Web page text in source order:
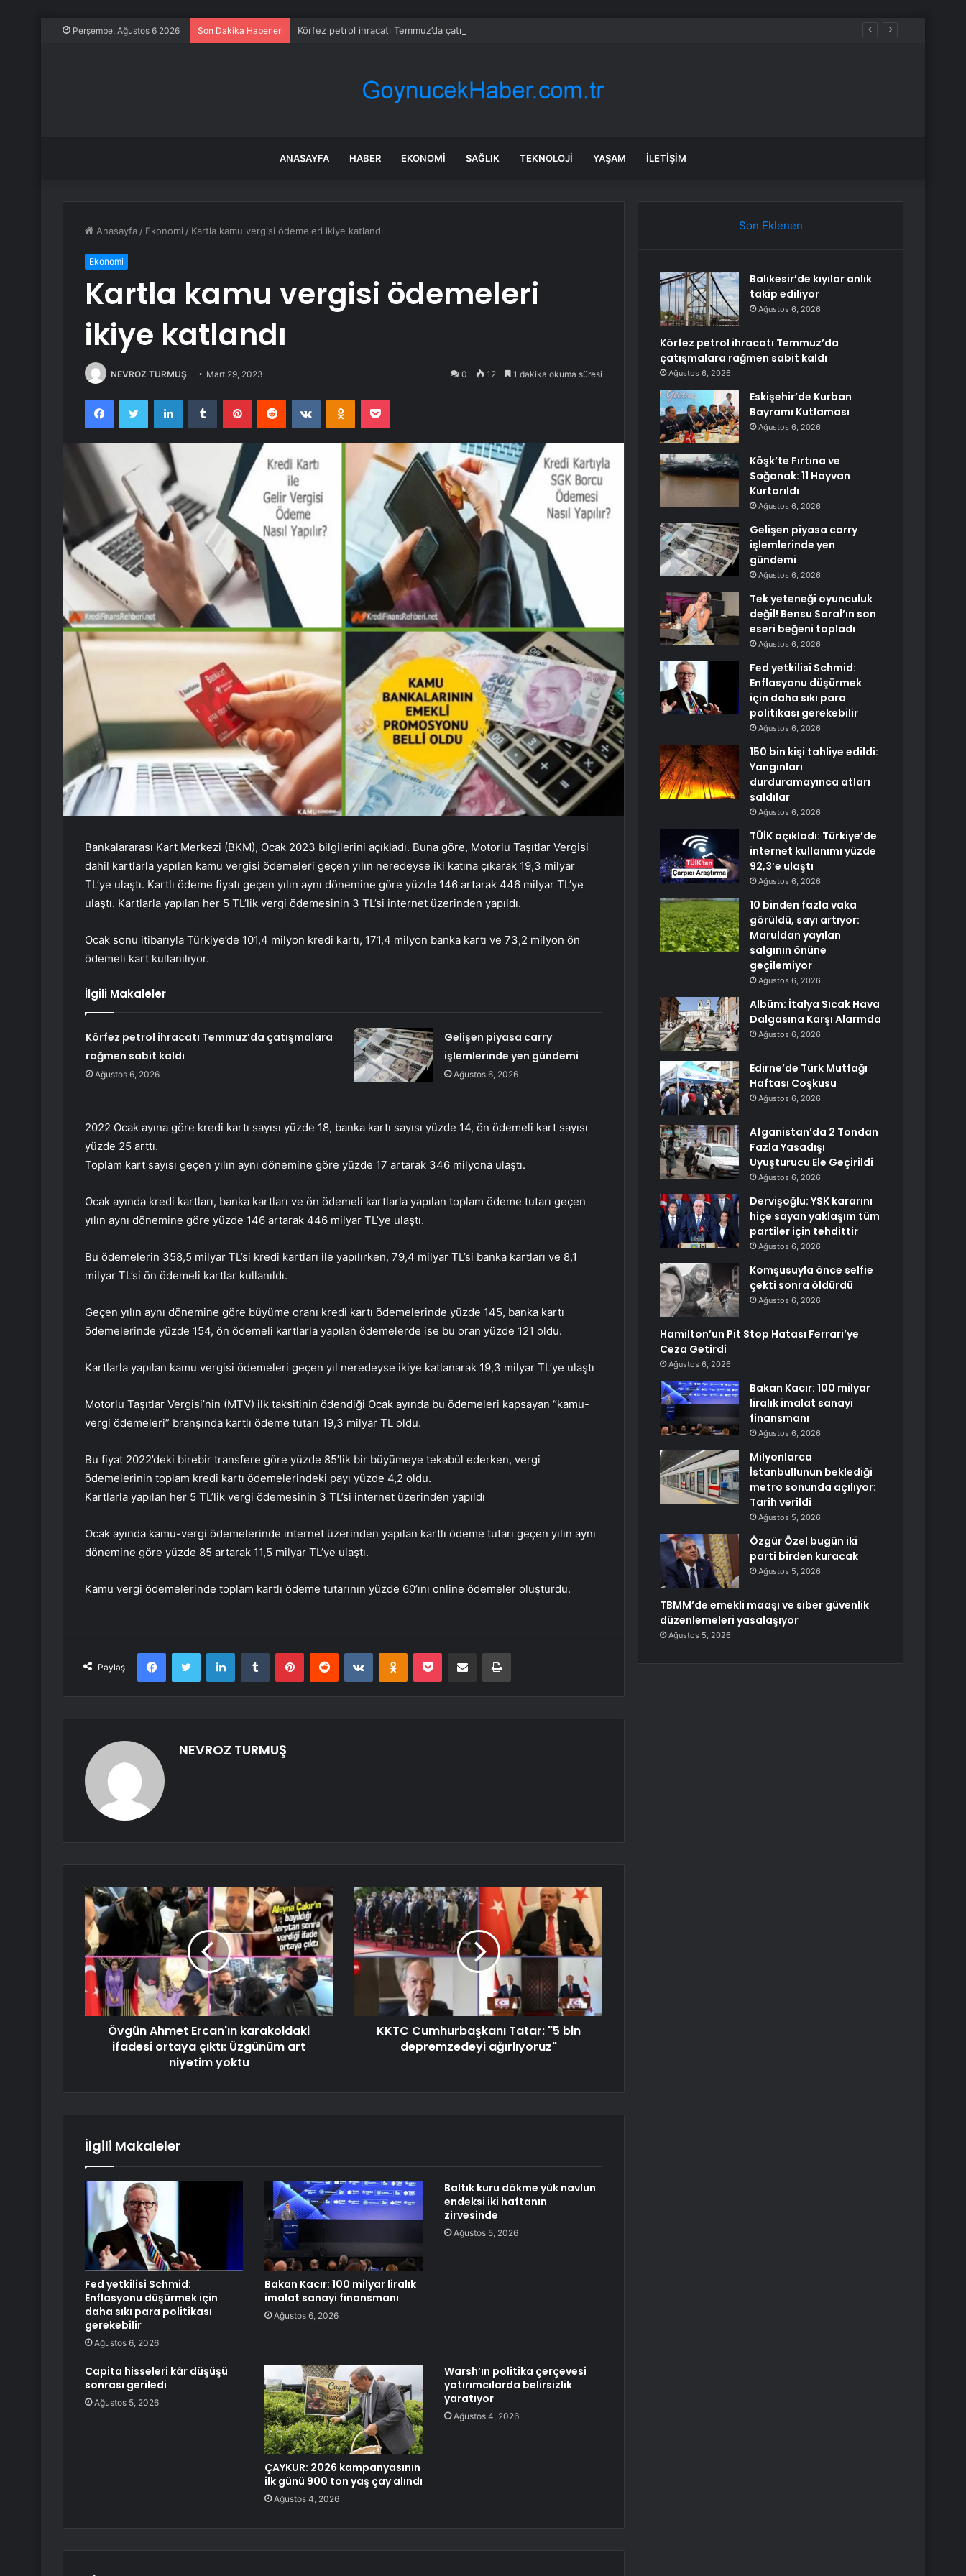
Perşembe, Ağustos 6 2026 Son Dakika Haberleri Körfez petrol ihracatı Temmuz’da çatışmalara rağmen sabit kaldı
ANASAYFA HABER EKONOMI SAĞLIK TEKNOLOJI YAŞAM İLETIŞIM
Anasayfa / Ekonomi / Kartla kamu vergisi ödemeleri ikiye katlandı
Ekonomi
Kartla kamu vergisi ödemeleri
ikiye katlandı
NEVROZ TURMUŞ Mart 29, 2023 0 12 1 dakika okuma süresi
FacebookTwitter LinkedInTumblr PinterestReddit VKontakteOdnoklassniki
Pocket
Bankalararası Kart Merkezi (BKM), Ocak 2023 bilgilerini açıkladı. Buna göre, Motorlu Taşıtlar Vergisi
dahil kartlarla yapılan kamu vergisi ödemeleri geçen yılın neredeyse iki katına çıkarak 19,3 milyar
TL’ye ulaştı. Kartlı ödeme fiyatı geçen yılın aynı dönemine göre yüzde 146 artarak 446 milyar TL’ye
ulaştı. Kartlarla yapılan her 5 TL’lik vergi ödemesinin 3 TL’si internet üzerinden yapıldı.
Ocak sonu itibarıyla Türkiye’de 101,4 milyon kredi kartı, 171,4 milyon banka kartı ve 73,2 milyon ön
ödemeli kart kullanılıyor.
İlgili Makaleler
Körfez petrol ihracatı Temmuz’da çatışmalara
rağmen sabit kaldı
Ağustos 6, 2026
Gelişen piyasa carry
işlemlerinde yen gündemi
Ağustos 6, 2026
2022 Ocak ayına göre kredi kartı sayısı yüzde 18, banka kartı sayısı yüzde 14, ön ödemeli kart sayısı
yüzde 25 arttı.
Toplam kart sayısı geçen yılın aynı dönemine göre yüzde 17 artarak 346 milyona ulaştı.
Ocak ayında kredi kartları, banka kartları ve ön ödemeli kartlarla yapılan toplam ödeme tutarı geçen
yılın aynı dönemine göre yüzde 146 artarak 446 milyar TL’ye ulaştı.
Bu ödemelerin 358,5 milyar TL’si kredi kartları ile yapılırken, 79,4 milyar TL’si banka kartları ve 8,1
milyar TL’si ön ödemeli kartlar kullanıldı.
Geçen yılın aynı dönemine göre büyüme oranı kredi kartı ödemelerinde yüzde 145, banka kartı
ödemelerinde yüzde 154, ön ödemeli kartlarla yapılan ödemelerde ise bu oran yüzde 121 oldu.
Kartlarla yapılan kamu vergisi ödemeleri geçen yıl neredeyse ikiye katlanarak 19,3 milyar TL’ye ulaştı
Motorlu Taşıtlar Vergisi’nin (MTV) ilk taksitinin ödendiği Ocak ayında bu ödemeleri kapsayan “kamu-
vergi ödemeleri” branşında kartlı ödeme tutarı 19,3 milyar TL oldu.
Bu fiyat 2022’deki birebir transfere göre yüzde 85’lik bir büyümeye tekabül ederken, vergi
ödemelerinin toplam kredi kartı ödemelerindeki payı yüzde 4,2 oldu.
Kartlarla yapılan her 5 TL’lik vergi ödemesinin 3 TL’si internet üzerinden yapıldı
Ocak ayında kamu-vergi ödemelerinde internet üzerinden yapılan kartlı ödeme tutarı geçen yılın aynı
dönemine göre yüzde 85 artarak 11,5 milyar TL’ye ulaştı.
Kamu vergi ödemelerinde toplam kartlı ödeme tutarının yüzde 60’ını online ödemeler oluşturdu.
Paylaş
FacebookTwitter LinkedInTumblr PinterestReddit VKontakteOdnoklassniki
Pocket E-Posta ile paylaş Yazdır
NEVROZ TURMUŞ
Övgün Ahmet Ercan'ın karakoldaki
ifadesi ortaya çıktı: Üzgünüm art
niyetim yoktu
KKTC Cumhurbaşkanı Tatar: "5 bin
depremzedeyi ağırlıyoruz"
İlgili Makaleler
Fed yetkilisi Schmid:
Enflasyonu düşürmek için
daha sıkı para politikası
gerekebilir
Ağustos 6, 2026
Bakan Kacır: 100 milyar liralık
imalat sanayi finansmanı
Ağustos 6, 2026
Baltık kuru dökme yük navlun
endeksi iki haftanın
zirvesinde
Ağustos 5, 2026
Capita hisseleri kâr düşüşü
sonrası geriledi
Ağustos 5, 2026
ÇAYKUR: 2026 kampanyasının
ilk günü 900 ton yaş çay alındı
Ağustos 4, 2026
Warsh’ın politika çerçevesi
yatırımcılarda belirsizlik
yaratıyor
Ağustos 4, 2026
Son Eklenen
Balıkesir’de kıyılar anlık
takip ediliyor
Ağustos 6, 2026
Körfez petrol ihracatı Temmuz’da
çatışmalara rağmen sabit kaldı
Ağustos 6, 2026
Eskişehir’de Kurban
Bayramı Kutlaması
Ağustos 6, 2026
Köşk’te Fırtına ve
Sağanak: 11 Hayvan
Kurtarıldı
Ağustos 6, 2026
Gelişen piyasa carry
işlemlerinde yen
gündemi
Ağustos 6, 2026
Tek yeteneği oyunculuk
değil! Bensu Soral’ın son
eseri beğeni topladı
Ağustos 6, 2026
Fed yetkilisi Schmid:
Enflasyonu düşürmek
için daha sıkı para
politikası gerekebilir
Ağustos 6, 2026
150 bin kişi tahliye edildi:
Yangınları
durduramayınca atları
saldılar
Ağustos 6, 2026
TÜİK açıkladı: Türkiye’de
internet kullanımı yüzde
92,3’e ulaştı
Ağustos 6, 2026
10 binden fazla vaka
görüldü, sayı artıyor:
Maruldan yayılan
salgının önüne
geçilemiyor
Ağustos 6, 2026
Albüm: İtalya Sıcak Hava
Dalgasına Karşı Alarmda
Ağustos 6, 2026
Edirne’de Türk Mutfağı
Haftası Coşkusu
Ağustos 6, 2026
Afganistan’da 2 Tondan
Fazla Yasadışı
Uyuşturucu Ele Geçirildi
Ağustos 6, 2026
Dervişoğlu: YSK kararını
hiçe sayan yaklaşım tüm
partiler için tehdittir
Ağustos 6, 2026
Komşusuyla önce selfie
çekti sonra öldürdü
Ağustos 6, 2026
Hamilton’un Pit Stop Hatası Ferrari’ye
Ceza Getirdi
Ağustos 6, 2026
Bakan Kacır: 100 milyar
liralık imalat sanayi
finansmanı
Ağustos 6, 2026
Milyonlarca
İstanbullunun beklediği
metro sonunda açılıyor:
Tarih verildi
Ağustos 5, 2026
Özgür Özel bugün iki
parti birden kuracak
Ağustos 5, 2026
TBMM’de emekli maaşı ve siber güvenlik
düzenlemeleri yasalaşıyor
Ağustos 5, 2026